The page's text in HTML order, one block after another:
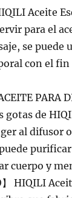
Aceite
para el
se puede
con el fin
PARA
gotas de
al difusor
cuerpo y
】 HIQILI